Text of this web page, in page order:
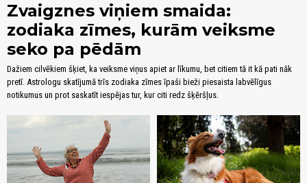
Zvaigznes viņiem smaida:
zodiaka zīmes, kurām veiksme
seko pa pēdām
Dažiem cilvēkiem šķiet, ka veiksme viņus apiet ar līkumu, bet citiem tā it kā pati nāk
pretī. Astrologu skatījumā trīs zodiaka zīmes īpaši bieži piesaista labvēlīgus
notikumus un prot saskatīt iespējas tur, kur citi redz šķēršļus.